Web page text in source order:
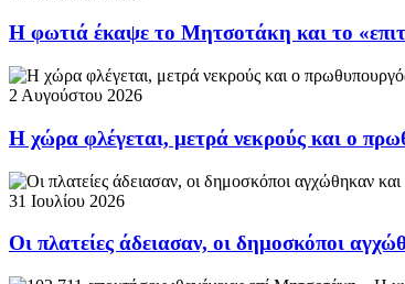
Η φωτιά έκαψε το Μητσοτάκη και το
2 Αυγούστου 2026
Η χώρα φλέγεται, μετρά νεκρούς και ο
31 Ιουλίου 2026
Οι πλατείες άδειασαν, οι δημοσκόποι